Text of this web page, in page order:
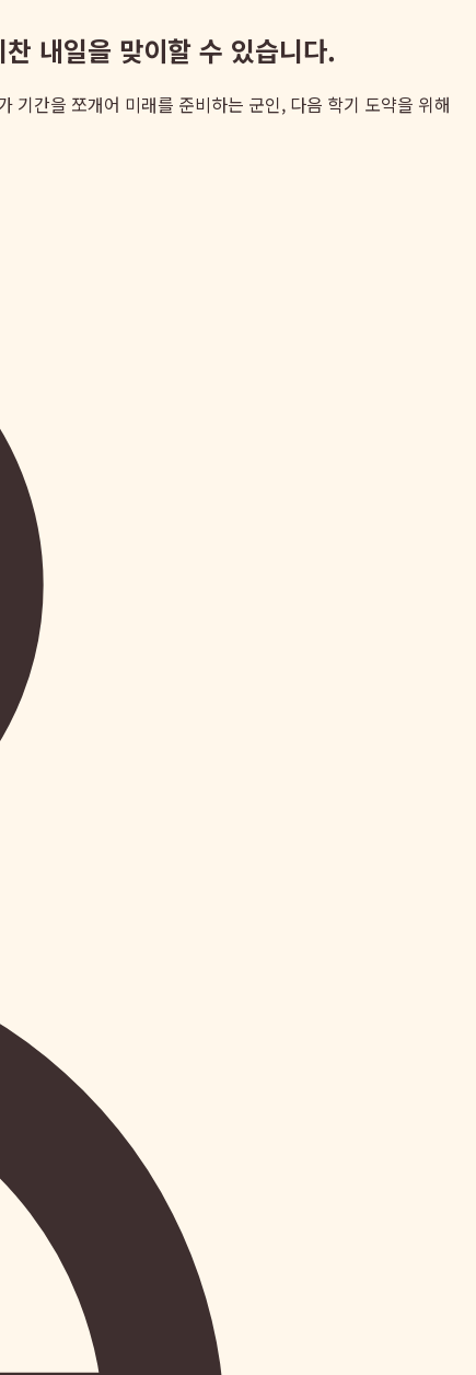
내일을 맞이할 수 있습니다.
기간을 쪼개어 미래를 준비하는 군인, 다음 학기 도약을 위해